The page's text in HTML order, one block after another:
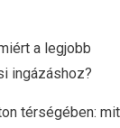
a legjobb
ingázáshoz?
térségében: mit